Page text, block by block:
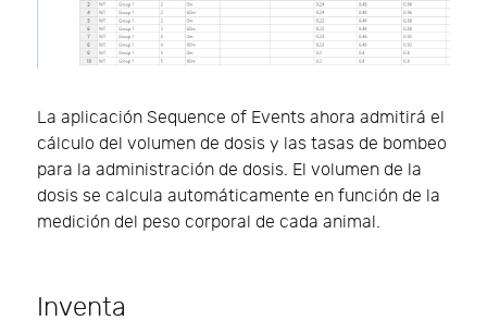
La aplicación Sequence of Events ahora admitirá el
cálculo del volumen de dosis y las tasas de bombeo
para la administración de dosis. El volumen de la
dosis se calcula automáticamente en función de la
medición del peso corporal de cada animal.
Inventa